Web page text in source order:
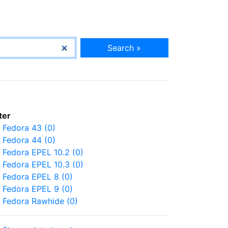
Search »
Fedora 43 (0)
Fedora 44 (0)
Fedora EPEL 10.2 (0)
Fedora EPEL 10.3 (0)
Fedora EPEL 8 (0)
Fedora EPEL 9 (0)
Fedora Rawhide (0)